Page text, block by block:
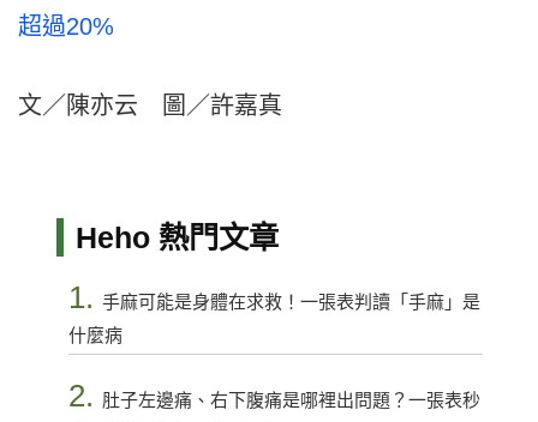
超過20%
文／陳亦云 圖／許嘉真
Heho 熱門文章
1. 手麻可能是身體在求救！一張表判讀「手麻」是
什麼病
2. 肚子左邊痛、右下腹痛是哪裡出問題？一張表秒